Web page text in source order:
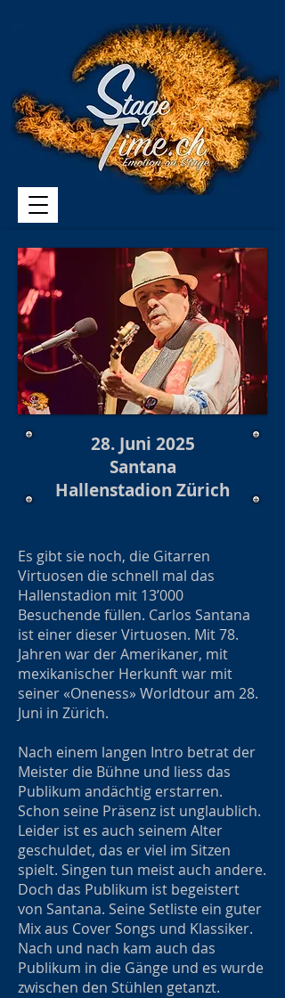
28. Juni 2025
Santana
Hallenstadion Zürich
Es gibt sie noch, die Gitarren
Virtuosen die schnell mal das
Hallenstadion mit 13’000
Besuchende füllen. Carlos Santana
ist einer dieser Virtuosen. Mit 78.
Jahren war der Amerikaner, mit
mexikanischer Herkunft war mit
seiner «Oneness» Worldtour am 28.
Juni in Zürich.
Nach einem langen Intro betrat der
Meister die Bühne und liess das
Publikum andächtig erstarren.
Schon seine Präsenz ist unglaublich.
Leider ist es auch seinem Alter
geschuldet, das er viel im Sitzen
spielt. Singen tun meist auch andere.
Doch das Publikum ist begeistert
von Santana. Seine Setliste ein guter
Mix aus Cover Songs und Klassiker.
Nach und nach kam auch das
Publikum in die Gänge und es wurde
zwischen den Stühlen getanzt.